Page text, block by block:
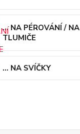
... NA PÉROVÁNÍ / NA
TLUMIČE
... NA SVÍČKY